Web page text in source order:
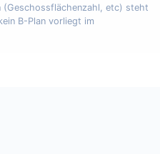
(Geschossflächenzahl, etc) steht
B-Plan vorliegt im